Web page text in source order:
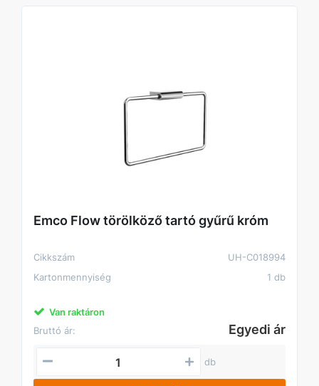
Emco Flow törölköző tartó gyűrű króm
Cikkszám
UH-C018994
Kartonmennyiség
1 db
Van raktáron
Bruttó ár:
Egyedi ár
db